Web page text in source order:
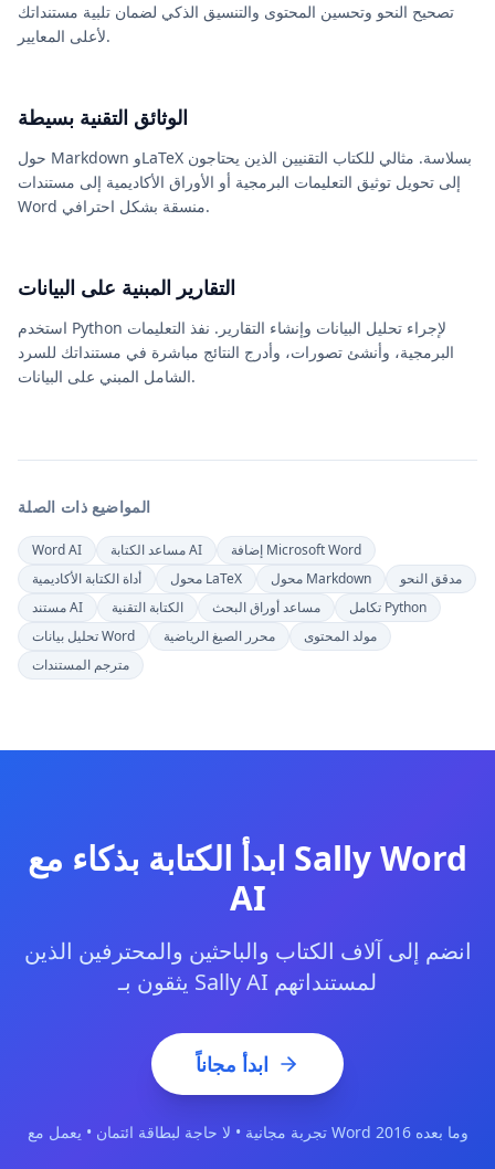
تصحيح النحو وتحسين المحتوى والتنسيق الذكي لضمان تلبية مستنداتك
لأعلى المعايير.
الوثائق التقنية بسيطة
حول Markdown وLaTeX بسلاسة. مثالي للكتاب التقنيين الذين يحتاجون
إلى تحويل توثيق التعليمات البرمجية أو الأوراق الأكاديمية إلى مستندات
Word منسقة بشكل احترافي.
التقارير المبنية على البيانات
استخدم Python لإجراء تحليل البيانات وإنشاء التقارير. نفذ التعليمات
البرمجية، وأنشئ تصورات، وأدرج النتائج مباشرة في مستنداتك للسرد
الشامل المبني على البيانات.
المواضيع ذات الصلة
Word AI مساعد الكتابة AI
إضافة Microsoft Word
أداة الكتابة الأكاديمية
محول LaTeX محول Markdown
مدقق النحو
مستند AI
الكتابة التقنية مساعد أوراق البحث
تكامل Python
تحليل بيانات Word
محرر الصيغ الرياضية
مولد المحتوى
مترجم المستندات
ابدأ الكتابة بذكاء مع Sally Word
AI
انضم إلى آلاف الكتاب والباحثين والمحترفين الذين
يثقون بـ Sally AI لمستنداتهم
ابدأ مجاناً
تجربة مجانية • لا حاجة لبطاقة ائتمان • يعمل مع Word 2016 وما بعده